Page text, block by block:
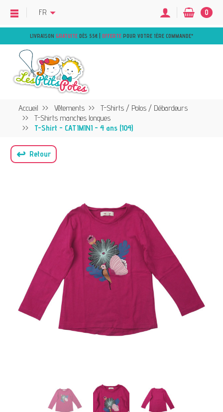
LIVRAISON GRATUITE DÈS 55€ | OFFERTE POUR VOTRE 1ÈRE COMMANDE*
FR 0
Accueil Vêtements
T-Shirts / Polos / Débardeurs
T-Shirts manches longues
T-Shirt - CATIMINI - 4 ans (104)
↩ Retour